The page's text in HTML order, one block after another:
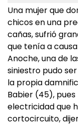
Una mujer que
chicos en una
cañas, sufrió
que tenía a
Anoche, una de
siniestro pudo
la propia
Babier (45),
electricidad que
cortocircuito,